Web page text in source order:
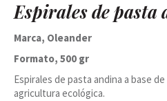
y
quinoa
real
Oleander
cantidad
Espirales de pasta
Marca, Oleander
Formato, 500 gr
Espirales de pasta andina a base
agricultura ecológica.